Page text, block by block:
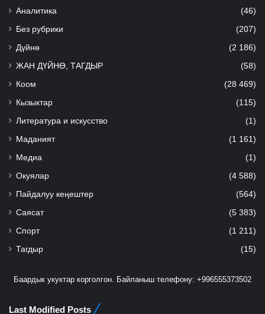
Аналитика (46)
Без рубрики (207)
Дүйнө (2 186)
ЖАН ДҮЙНӨ, ТАГДЫР (58)
Коом (28 469)
Кызыктар (115)
Литература и искусство (1)
Маданият (1 161)
Медиа (1)
Окуялар (4 588)
Пайдалуу кеңештер (564)
Саясат (5 383)
Спорт (1 211)
Тагдыр (15)
Баардык укуктар корголгон. Байланыш телефону: +996555373502
Last Modified Posts